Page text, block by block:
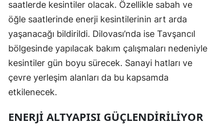
saatlerde kesintiler olacak. Özellikle sabah ve
öğle saatlerinde enerji kesintilerinin art arda
yaşanacağı bildirildi. Dilovası’nda ise Tavşancıl
bölgesinde yapılacak bakım çalışmaları nedeniyle
kesintiler gün boyu sürecek. Sanayi hatları ve
çevre yerleşim alanları da bu kapsamda
etkilenecek.
ENERJI ALTYAPISI GÜÇLENDIRILIYOR